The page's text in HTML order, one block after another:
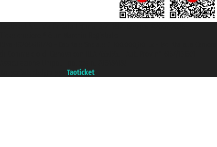
Taoticket